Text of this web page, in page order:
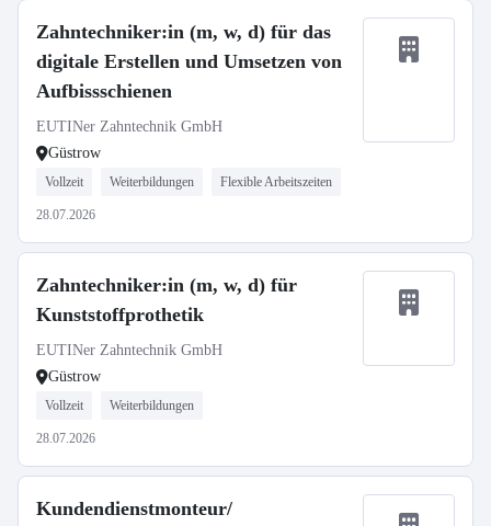
Zahntechniker:in (m, w, d) für das
digitale Erstellen und Umsetzen von
Aufbissschienen
EUTINer Zahntechnik GmbH
Güstrow
Vollzeit Weiterbildungen Flexible Arbeitszeiten
28.07.2026
Zahntechniker:in (m, w, d) für
Kunststoffprothetik
EUTINer Zahntechnik GmbH
Güstrow
Vollzeit Weiterbildungen
28.07.2026
Kundendienstmonteur/